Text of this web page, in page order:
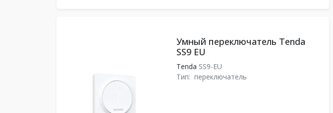
Умный переключатель Tenda
SS9 EU
Tenda SS9-EU
Тип: переключатель